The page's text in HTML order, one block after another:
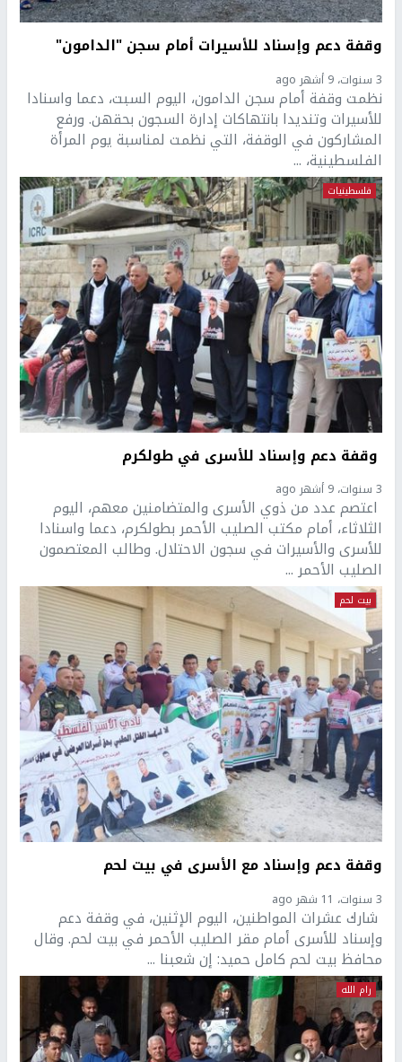
وقفة دعم وإسناد للأسيرات أمام سجن "الدامون"
3 سنوات، 9 أشهر ago
نظمت وقفة أمام سجن الدامون، اليوم السبت، دعما واسنادا
للأسيرات وتنديدا بانتهاكات إدارة السجون بحقهن. ورفع
المشاركون في الوقفة، التي نظمت لمناسبة يوم المرأة
الفلسطينية، ...
فلسطينيات
‫ وقفة دعم وإسناد للأسرى في طولكرم
3 سنوات، 9 أشهر ago
اعتصم عدد من ذوي الأسرى والمتضامنين معهم، اليوم
الثلاثاء، أمام مكتب الصليب الأحمر بطولكرم، دعما واسنادا
للأسرى والأسيرات في سجون الاحتلال. وطالب المعتصمون
الصليب الأحمر ...
بيت لحم
وقفة دعم وإسناد مع الأسرى في بيت لحم
3 سنوات، 11 شهر ago
شارك عشرات المواطنين، اليوم الإثنين، في وقفة دعم
وإسناد للأسرى أمام مقر الصليب الأحمر في بيت لحم. وقال
محافظ بيت لحم كامل حميد: إن شعبنا ...
رام الله